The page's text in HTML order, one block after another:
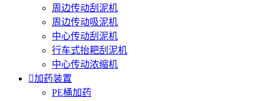
周边传动刮泥机
周边传动吸泥机
中心传动刮泥机
行车式抬耙刮泥机
中心传动浓缩机
加药装置
PE桶加药